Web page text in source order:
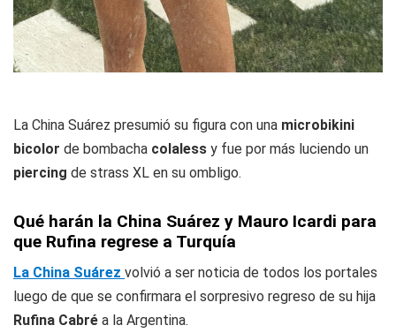
La China Suárez presumió su figura con una microbikini
bicolor de bombacha colaless y fue por más luciendo un
piercing de strass XL en su ombligo.
Qué harán la China Suárez y Mauro Icardi para
que Rufina regrese a Turquía
La China Suárez volvió a ser noticia de todos los portales
luego de que se confirmara el sorpresivo regreso de su hija
Rufina Cabré a la Argentina.